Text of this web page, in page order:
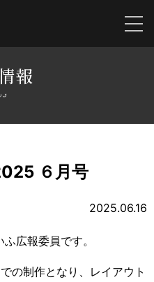
報
６月号
2025.06.16
広報委員です。
の制作となり、レイアウト